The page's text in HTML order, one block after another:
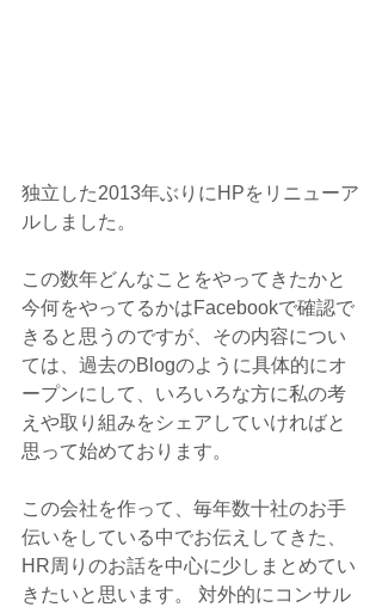
独立した2013年ぶりにHPをリニューア
ルしました。
この数年どんなことをやってきたかと
今何をやってるかはFacebookで確認で
きると思うのですが、その内容につい
ては、過去のBlogのように具体的にオ
ープンにして、いろいろな方に私の考
えや取り組みをシェアしていければと
思って始めております。
この会社を作って、毎年数十社のお手
伝いをしている中でお伝えしてきた、
HR周りのお話を中心に少しまとめてい
きたいと思います。 対外的にコンサル